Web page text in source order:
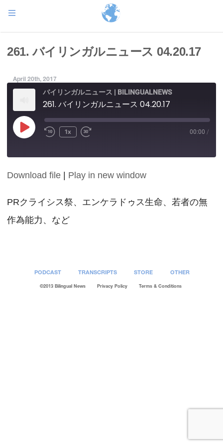
261. バイリンガルニュース 04.20.17
April 20th, 2017
バイリンガルニュース | BILINGUALNEWS
261. バイリンガルニュース 04.20.17
Play
Episode
1x 00:00 /
SHARE
LINK
EMBED
Download file Play in new window
PRクライシス祭、エンケラドゥス生命、若者の無
作為能力、など
PODCAST TRANSCRIPTS STORE OTHER
©2013 Bilingual News Privacy Policy Terms & Conditions